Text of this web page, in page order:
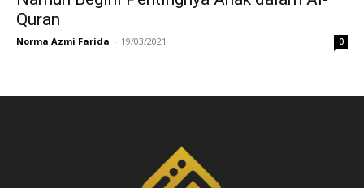
Quran
Norma Azmi Farida - 19/03/2021 0